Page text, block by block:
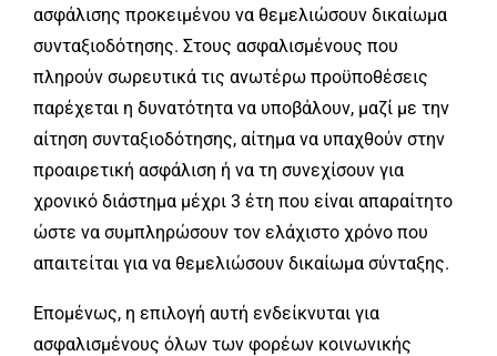
ασφάλισης προκειμένου να θεμελιώσουν δικαίωμα
συνταξιοδότησης. Στους ασφαλισμένους που
πληρούν σωρευτικά τις ανωτέρω προϋποθέσεις
παρέχεται η δυνατότητα να υποβάλουν, μαζί με την
αίτηση συνταξιοδότησης, αίτημα να υπαχθούν στην
προαιρετική ασφάλιση ή να τη συνεχίσουν για
χρονικό διάστημα μέχρι 3 έτη που είναι απαραίτητο
ώστε να συμπληρώσουν τον ελάχιστο χρόνο που
απαιτείται για να θεμελιώσουν δικαίωμα σύνταξης.
Επομένως, η επιλογή αυτή ενδείκνυται για
ασφαλισμένους όλων των φορέων κοινωνικής